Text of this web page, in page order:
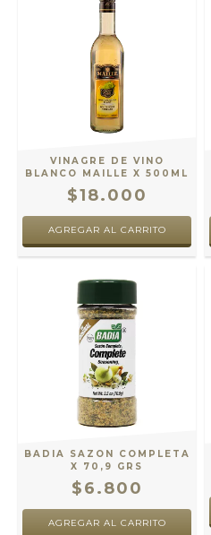
VINAGRE DE VINO
BLANCO MAILLE X 500ML
$18.000
BADIA SAZON COMPLETA
X 70,9 GRS
$6.800